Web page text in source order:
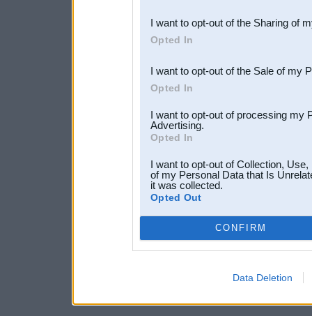
Downstream Participants
third parties.
I want to opt-out of the Sharing of
Opted In
I want to opt-out of the Sale of my
Opted In
I want to opt-out of processing my
Advertising.
Opted In
I want to opt-out of Collection,
of my Personal Data that Is
it was collected.
Opted Out
CONFIRM
Data Deletion